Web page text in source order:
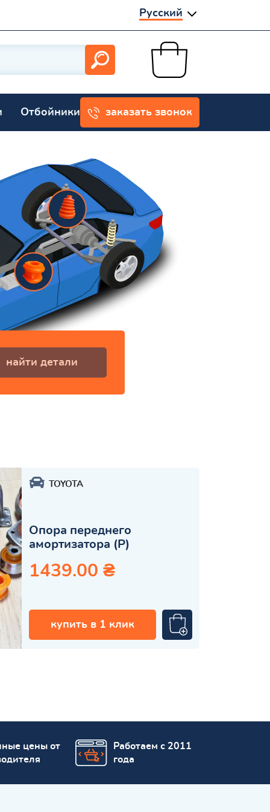
Русский
Отбойники заказать звонок
найти детали
TOYOTA
Опора переднего
амортизатора (Р)
1439.00 ₴
купить в 1 клик
цены от
Работаем с 2011
года